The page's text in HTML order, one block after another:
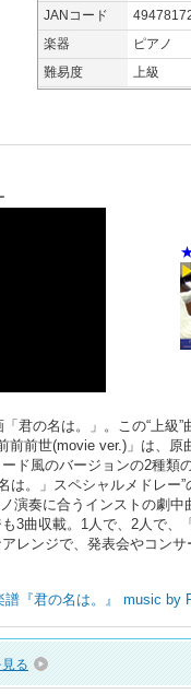
JANコード
楽器
ピアノ
難易度
上級
君の名は。」。この“上
前前世(movie ver.)」は、
ド風のバージョンの2種
は。」スペシャルメドレ
演奏に合うインストの劇
3曲収載。1人で、2人で
レンジで、発表会やコン
『君の名は。』 music by
る